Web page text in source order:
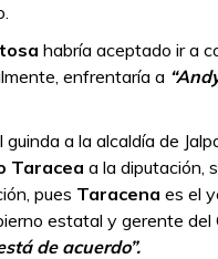
habría aceptado ir a
enfrentaría a
a la alcaldía de
Taracea a la diputación,
pues Taracena es el
estatal y gerente del
de acuerdo”.